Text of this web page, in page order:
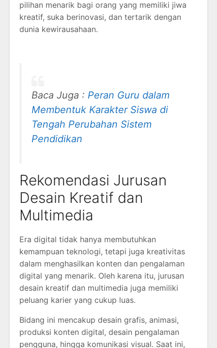
pilihan menarik bagi orang yang memiliki jiwa
kreatif, suka berinovasi, dan tertarik dengan
dunia kewirausahaan.
Baca Juga : Peran Guru dalam
Membentuk Karakter Siswa di
Tengah Perubahan Sistem
Pendidikan
Rekomendasi Jurusan
Desain Kreatif dan
Multimedia
Era digital tidak hanya membutuhkan
kemampuan teknologi, tetapi juga kreativitas
dalam menghasilkan konten dan pengalaman
digital yang menarik. Oleh karena itu, jurusan
desain kreatif dan multimedia juga memiliki
peluang karier yang cukup luas.
Bidang ini mencakup desain grafis, animasi,
produksi konten digital, desain pengalaman
pengguna, hingga komunikasi visual. Saat ini,